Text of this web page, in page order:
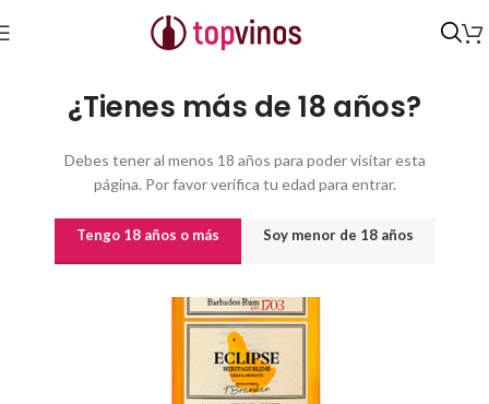
¿Tienes más de 18 años?
Debes tener al menos 18 años para poder visitar esta
página. Por favor verifica tu edad para entrar.
Tengo 18 años o más Soy menor de 18 años
Inicio Destilados y licores